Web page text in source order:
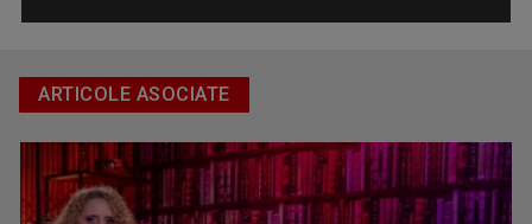
ARTICOLE ASOCIATE